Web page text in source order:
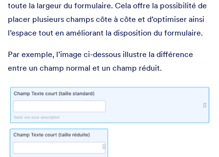
toute la largeur du formulaire. Cela offre la possibilité de
placer plusieurs champs côte à côte et d’optimiser ainsi
l’espace tout en améliorant la disposition du formulaire.
Par exemple, l’image ci-dessous illustre la différence
entre un champ normal et un champ réduit.